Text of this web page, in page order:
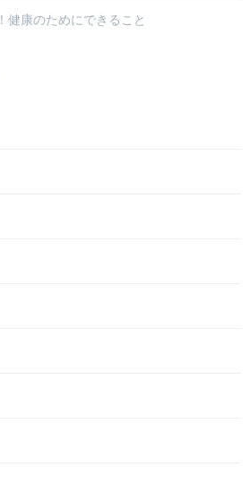
健康のためにできること